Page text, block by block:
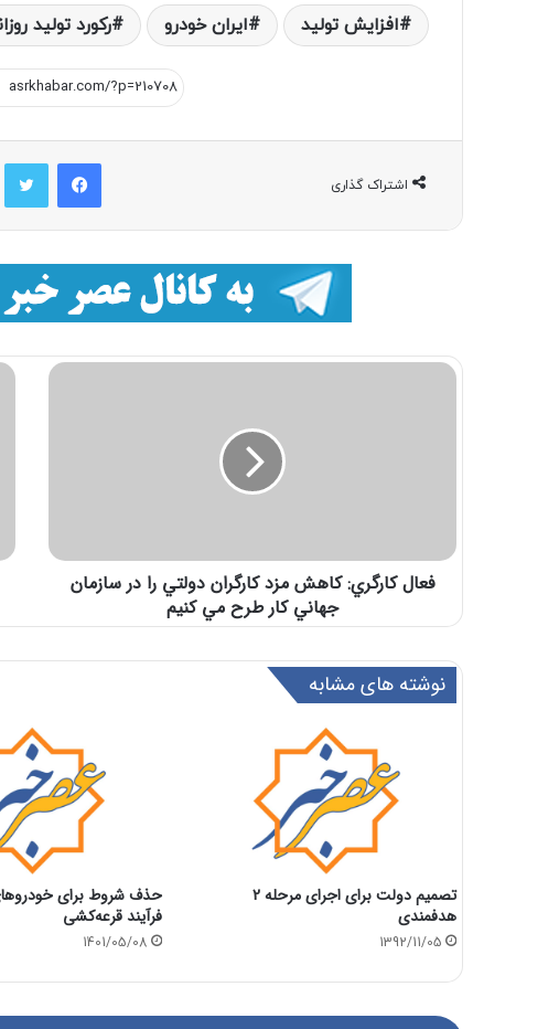
افزایش تولید
ایران خودرو ركورد توليد
اشتراک گذاری
فیسبوک
فعال كارگري: كاهش مزد كارگران دولتي را در سازمان
جهاني كار طرح مي كنيم
نوشته های مشابه
تصمیم دولت برای اجرای مرحله 2
هدفمندی
1392/11/05
حذف شروط برای
فرآیند قرعه‌کشی
1401/05/08